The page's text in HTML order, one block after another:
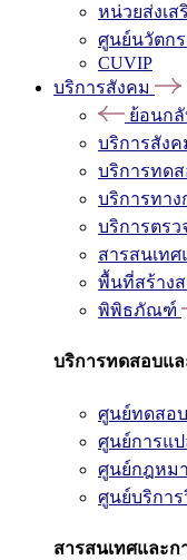
หน่วยส่งเ
ศูนย์นวัตกร
CUVIP
บริการสังคม
ย้อนกลั
บริการสังค
บริการทด
บริการทา
บริการตร
สารสนเท
พื้นที่สร้าง
พิพิธภัณฑ์
บริการทดสอบแ
ศูนย์ทดสอ
ศูนย์การแ
ศูนย์กฎหม
ศูนย์บริกา
สารสนเทศและก